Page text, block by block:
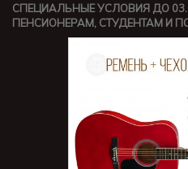
СПЕЦИАЛЬНЫЕ УСЛОВИЯ ДО
ПЕНСИОНЕРАМ, СТУДЕНТАМ И